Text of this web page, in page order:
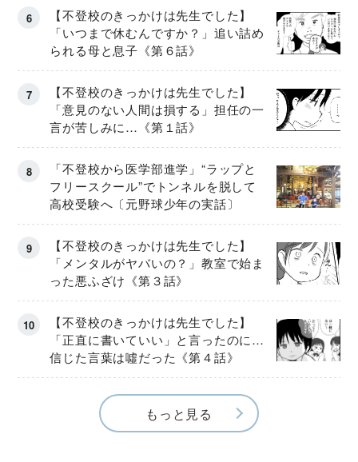
【不登校のきっかけは先生でした】
「いつまで休むんですか？」追い詰め
られる母と息子《第６話》
【不登校のきっかけは先生でした】
「意見のない人間は損する」担任の一
言が苦しみに…《第１話》
「不登校から医学部進学」“ラップと
フリースクール”でトンネルを脱して
高校受験へ〔元野球少年の実話〕
【不登校のきっかけは先生でした】
「メンタルがヤバいの？」教室で始ま
った悪ふざけ《第３話》
【不登校のきっかけは先生でした】
「正直に書いていい」と言ったのに…
信じた言葉は噓だった《第４話》
もっと見る